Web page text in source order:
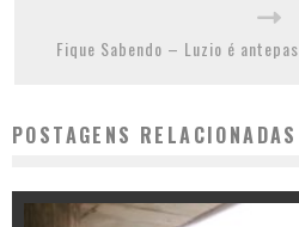
Fique Sabendo – Luzio é
POSTAGENS RELACIONADAS